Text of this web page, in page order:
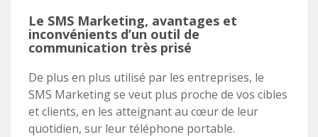
Le SMS Marketing, avantages et
inconvénients d’un outil de
communication très prisé
De plus en plus utilisé par les entreprises, le
SMS Marketing se veut plus proche de vos cibles
et clients, en les atteignant au cœur de leur
quotidien, sur leur téléphone portable.